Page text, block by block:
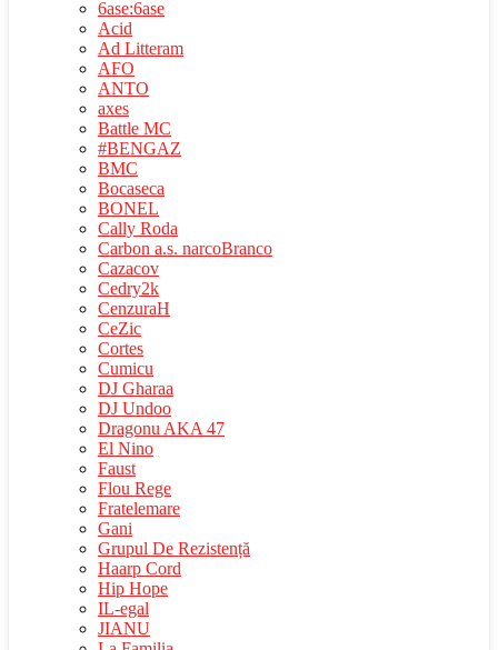
6ase:6ase
Acid
Ad Litteram
AFO
ANTO
axes
Battle MC
#BENGAZ
BMC
Bocaseca
BONEL
Cally Roda
Carbon a.s. narcoBranco
Cazacov
Cedry2k
CenzuraH
CeZic
Cortes
Cumicu
DJ Gharaa
DJ Undoo
Dragonu AKA 47
El Nino
Faust
Flou Rege
Fratelemare
Gani
Grupul De Rezistență
Haarp Cord
Hip Hope
IL-egal
JIANU